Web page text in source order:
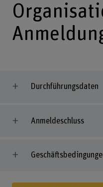
Durchführungsdaten
Anmeldeschluss